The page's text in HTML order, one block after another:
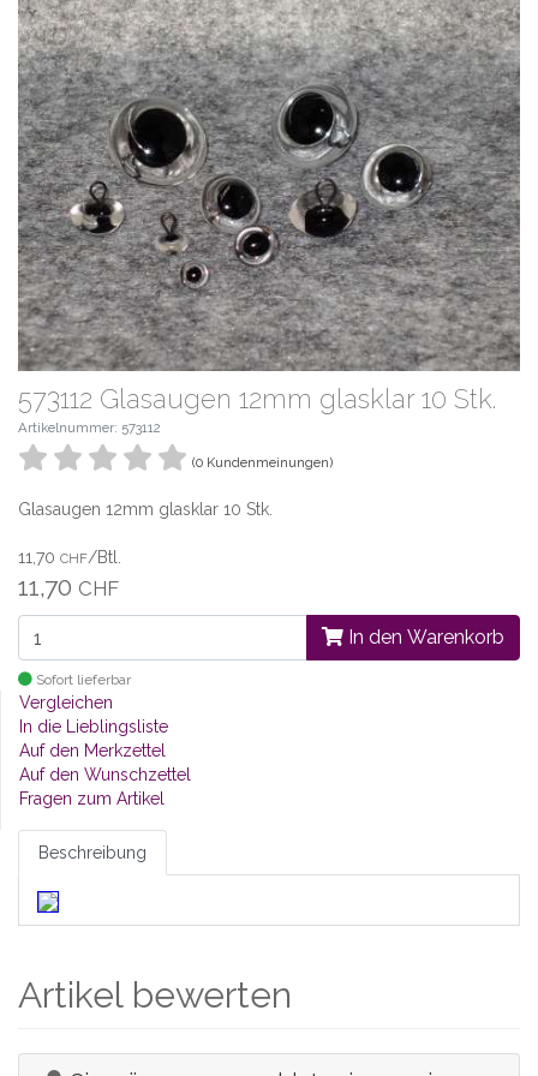
573112 Glasaugen 12mm glasklar 10 Stk.
Artikelnummer: 573112
(0 Kundenmeinungen)
Glasaugen 12mm glasklar 10 Stk.
11,70 CHF/Btl.
11,70 CHF
In den Warenkorb
Sofort lieferbar
Vergleichen
In die Lieblingsliste
Auf den Merkzettel
Auf den Wunschzettel
Fragen zum Artikel
Beschreibung
Artikel bewerten